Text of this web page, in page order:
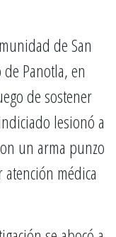
de San
Panotla, en
de sostener
lesionó a
un arma punzo
médica